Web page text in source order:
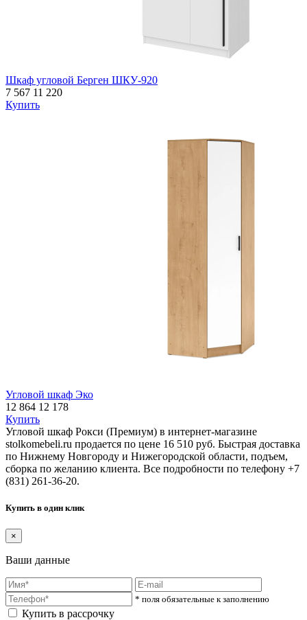
Шкаф угловой Берген ШКУ-920
7 567 11 220
Купить
Угловой шкаф Эко
12 864 12 178
Купить
Угловой шкаф Рокси (Премиум) в интернет-магазине
stolkomebeli.ru продается по цене 16 510 руб. Быстрая доставка
по Нижнему Новгороду и Нижегородской области, подъем,
сборка по желанию клиента. Все подробности по телефону +7
(831) 261-36-20.
Купить в один клик
×
Ваши данные
* поля обязательные к заполнению
Купить в рассрочку